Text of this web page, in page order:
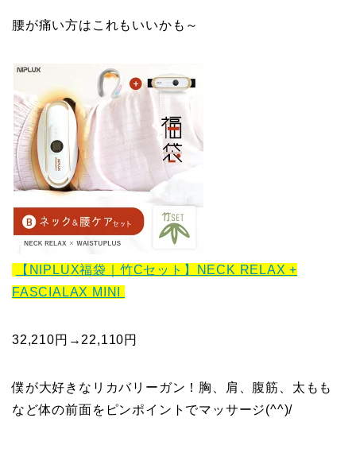
腰が痛い方はこれもいいかも～
【NIPLUX福袋｜竹Cセット】NECK RELAX +
FASCIALAX MINI
32,210円→22,110円
僕が大好きなリカバリーガン！胸、肩、腹筋、太もも
など体の前面をピンポイントでマッサージ(^^)/